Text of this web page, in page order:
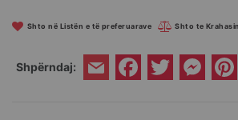
Shto në Listën e të preferuarave Shto te
Shpërndaj: Email Facebook
Twitter